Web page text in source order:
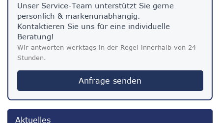
Unser Service-Team unterstützt Sie gerne
persönlich & markenunabhängig.
Kontaktieren Sie uns für eine individuelle
Beratung!
Wir antworten werktags in der Regel innerhalb von 24
Stunden.
Anfrage senden
Aktuelles